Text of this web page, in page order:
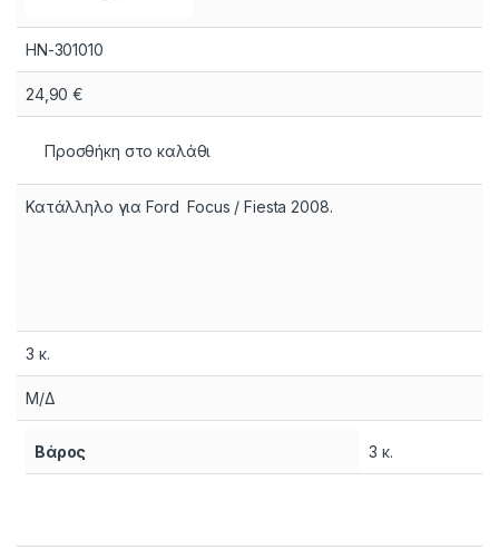
HN-301010
24,90€
Προσθήκη στο καλάθι
Κατάλληλο για Ford Focus / Fiesta 2008.
3 κ.
Μ/Δ
Βάρος 3 κ.